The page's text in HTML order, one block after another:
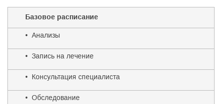
Базовое расписание
• Анализы
• Запись на лечение
• Консультация специалиста
• Обследование